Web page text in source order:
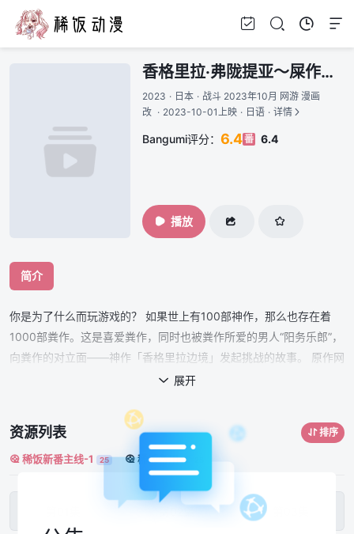
香格里拉·弗陇提亚～屎作猎人向神作发起挑战～
2023 · 日本 · 战斗 2023年10月 网游 漫画
改 · 2023-10-01上映 · 日语 · 详情
Bangumi评分： 6.4番 6.4
播放
简介
你是为了什么而玩游戏的？ 如果世上有100部神作，那么也存在着
1000部粪作。这是喜爱粪作，同时也被粪作所爱的男人“阳务乐郎”，
向粪作的对立面——神作「香格里拉边境」发起挑战的故事。 原作网
络小说的总阅览数超过5亿，并少见的跳过书籍出版直接在「周刊少
的漫画杂志上，赢得了读者问卷评比有史以来第一次的四冠王！ 本作
品通过每个人都能拥有的游戏体验来描绘出一种新的幻想世界，为沉
浸在过去记忆中的大人和生活在科技最前沿的年轻人都带来了新的冒
"的冒险故事，开幕！！
 展开
资源列表 排序
稀饭新番主线-1 25 稀饭备用-1
第02集